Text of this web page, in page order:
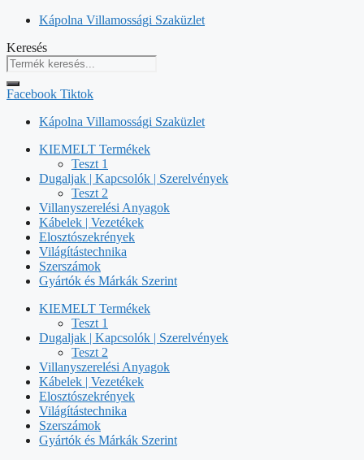
Kilépés
tartalomba
Kápolna Villamossági Szaküzlet
Keresés
Facebook Tiktok
Kápolna Villamossági Szaküzlet
KIEMELT Termékek
Teszt 1
Dugaljak | Kapcsolók | Szerelvények
Teszt 2
Villanyszerelési Anyagok
Kábelek | Vezetékek
Elosztószekrények
Világítástechnika
Szerszámok
Gyártók és Márkák Szerint
KIEMELT Termékek
Teszt 1
Dugaljak | Kapcsolók | Szerelvények
Teszt 2
Villanyszerelési Anyagok
Kábelek | Vezetékek
Elosztószekrények
Világítástechnika
Szerszámok
Gyártók és Márkák Szerint